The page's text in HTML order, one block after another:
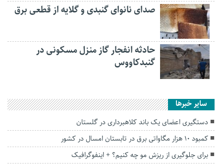
صدای نانوای گنبدی و گلایه از قطعی برق
حادثه انفجار گاز منزل مسکونی در
گنبدکاووس
سایر خبرها
دستگیری اعضای یک باند کلاهبرداری در گلستان
کمبود ۱۰ هزار مگاواتی برق در تابستان امسال در کشور
برای جلوگیری از ریزش مو چه کنیم؟ + اینفوگرافیک